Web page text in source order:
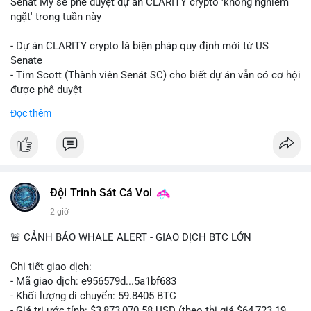
ngặt' trong tuần này
- Dự án CLARITY crypto là biện pháp quy định mới từ US
Senate
- Tim Scott (Thành viên Senát SC) cho biết dự án vẫn có cơ hội
được phê duyệt
trình
#vlikevn #titanbot
Đọc thêm
Đội Trinh Sát Cá Voi
2 giờ
🚨 CẢNH BÁO WHALE ALERT - GIAO DỊCH BTC LỚN
Chi tiết giao dịch:
- Mã giao dịch: e956579d...5a1bf683
- Khối lượng di chuyển: 59.8405 BTC